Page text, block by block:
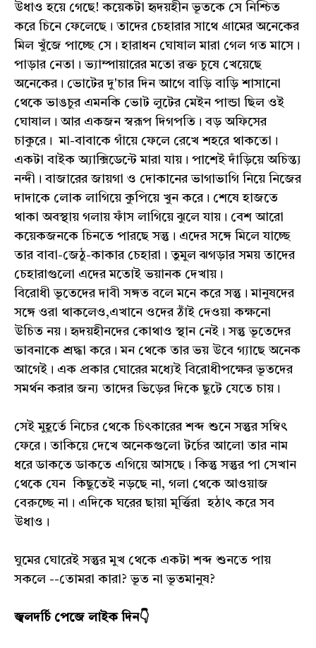
উধাও হয়ে গেছে! কয়েকটা হৃদয়হীন ভূতকে সে নিশ্চিত
করে চিনে ফেলেছে। তাদের চেহারার সাথে গ্রামের অনেকের
মিল খুঁজে পাচ্ছে সে। হারাধন ঘোষাল মারা গেল গত মাসে।
পাড়ার নেতা। ভ্যাম্পায়ারের মতো রক্ত চুষে খেয়েছে
অনেকের। ভোটের দু'চার দিন আগে বাড়ি বাড়ি শাসানো
থেকে ভাঙচুর এমনকি ভোট লুটের মেইন পান্ডা ছিল ওই
ঘোষাল। আর একজন স্বরূপ দিগপতি। বড় অফিসের
চাকুরে। মা-বাবাকে গাঁয়ে ফেলে রেখে শহরে থাকতো।
একটা বাইক অ্যাক্সিডেন্টে মারা যায়। পাশেই দাঁড়িয়ে অচিন্ত্য
নন্দী। বাজারের জায়গা ও দোকানের ভাগাভাগি নিয়ে নিজের
দাদাকে লোক লাগিয়ে কুপিয়ে খুন করে। শেষে হাজতে
থাকা অবস্থায় গলায় ফাঁস লাগিয়ে ঝুলে যায়। বেশ আরো
কয়েকজনকে চিনতে পারছে সন্তু। এদের সঙ্গে মিলে যাচ্ছে
তার বাবা-জেঠু-কাকার চেহারা। তুমুল ঝগড়ার সময় তাদের
চেহারাগুলো এদের মতোই ভয়ানক দেখায়।
বিরোধী ভূতেদের দাবী সঙ্গত বলে মনে করে সন্তু। মানুষদের
সঙ্গে ওরা থাকলেও,এখানে ওদের ঠাঁই দেওয়া কক্ষনো
উচিত নয়। হৃদয়হীনদের কোথাও স্থান নেই। সন্তু ভূতেদের
ভাবনাকে শ্রদ্ধা করে। মন থেকে তার ভয় উবে গ্যাছে অনেক
আগেই। এক প্রকার ঘোরের মধ্যেই বিরোধীপক্ষের ভূতদের
সমর্থন করার জন্য তাদের ভিড়ের দিকে ছুটে যেতে চায়।
সেই মুহূর্তে নিচের থেকে চিৎকারের শব্দ শুনে সন্তুর সম্বিৎ
ফেরে। তাকিয়ে দেখে অনেকগুলো টর্চের আলো তার নাম
ধরে ডাকতে ডাকতে এগিয়ে আসছে। কিন্তু সন্তুর পা সেখান
থেকে যেন কিছুতেই নড়ছে না, গলা থেকে আওয়াজ
বেরুচ্ছে না। এদিকে ঘরের ছায়া মূর্ত্তিরা হঠাৎ করে সব
উধাও।
ঘুমের ঘোরেই সন্তুর মুখ থেকে একটা শব্দ শুনতে পায়
সকলে --তোমরা কারা? ভূত না ভূতমানুষ?
জ্বলদর্চি পেজে লাইক দিন👇